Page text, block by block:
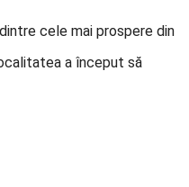
cele mai prospere din
a început să